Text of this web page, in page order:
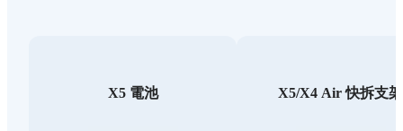
X5 電池 X5/X4 Air 快拆支架